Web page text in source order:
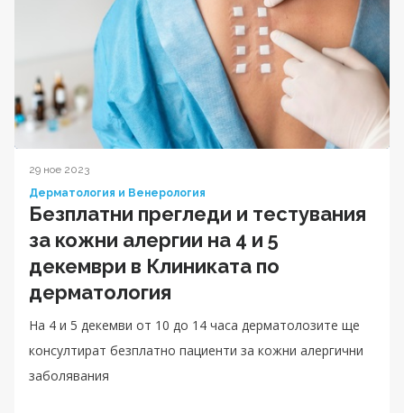
29 ное 2023
Дерматология и Венерология
Безплатни прегледи и тестувания
за кожни алергии на 4 и 5
декември в Клиниката по
дерматология
На 4 и 5 декемви от 10 до 14 часа дерматолозите ще
консултират безплатно пациенти за кожни алергични
заболявания